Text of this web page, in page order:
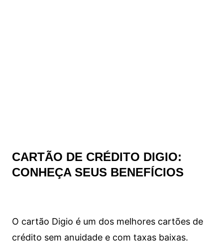
CARTÃO DE CRÉDITO DIGIO:
CONHEÇA SEUS BENEFÍCIOS
O cartão Digio é um dos melhores cartões de
crédito sem anuidade e com taxas baixas.